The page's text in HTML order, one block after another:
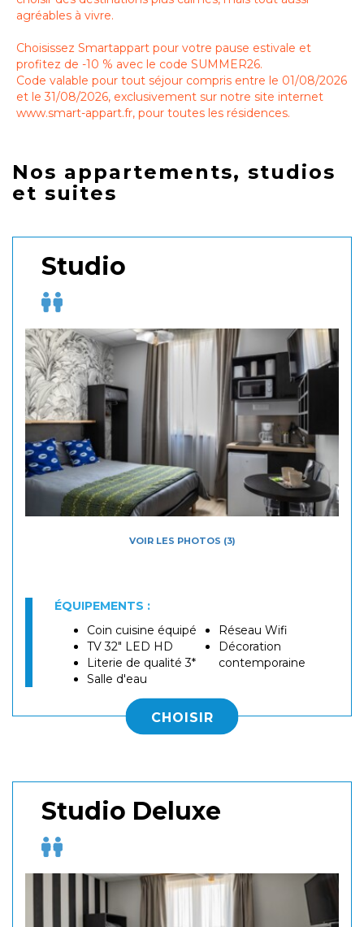
agréables à vivre.
Choisissez Smartappart pour votre pause estivale et
profitez de -10 % avec le code SUMMER26.
Code valable pour tout séjour compris entre le 01/08/2026
et le 31/08/2026, exclusivement sur notre site internet
www.smart-appart.fr, pour toutes les résidences.
Nos appartements, studios
et suites
Studio
VOIR LES PHOTOS (3)
ÉQUIPEMENTS :
Coin cuisine équipé
TV 32" LED HD
Literie de qualité 3*
Salle d'eau
Réseau Wifi
Décoration
contemporaine
CHOISIR
Studio Deluxe